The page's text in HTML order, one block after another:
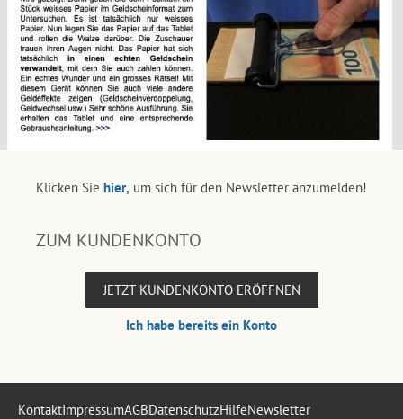
Klicken Sie hier, um sich für den Newsletter anzumelden!
ZUM KUNDENKONTO
JETZT KUNDENKONTO ERÖFFNEN
Ich habe bereits ein Konto
KontaktImpressumAGBDatenschutzHilfeNewsletter